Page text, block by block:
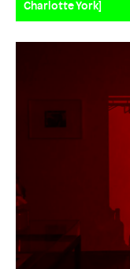
Charlotte York]